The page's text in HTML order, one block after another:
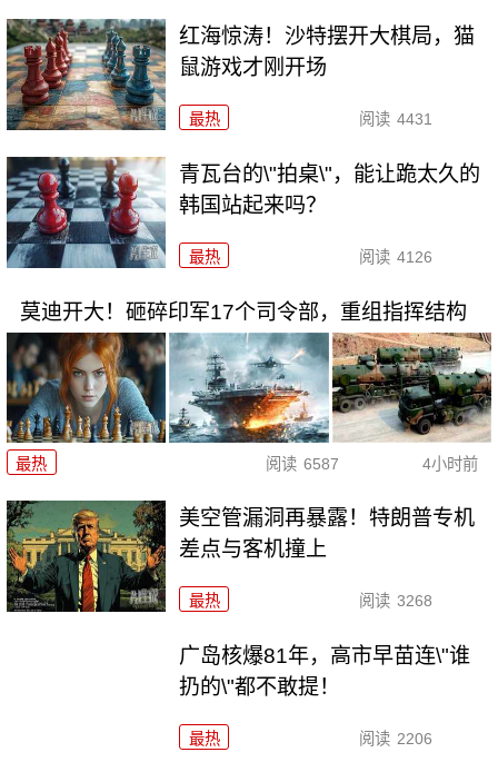
红海惊涛！沙特摆开大棋局，猫
鼠游戏才刚开场
最热 阅读 4431
青瓦台的\"拍桌\"，能让跪太久的
韩国站起来吗？
最热 阅读 4126
莫迪开大！砸碎印军17个司令部，重组指挥结构
最热 阅读 6587 4小时前
美空管漏洞再暴露！特朗普专机
差点与客机撞上
最热 阅读 3268
广岛核爆81年，高市早苗连\"谁
扔的\"都不敢提！
最热 阅读 2206